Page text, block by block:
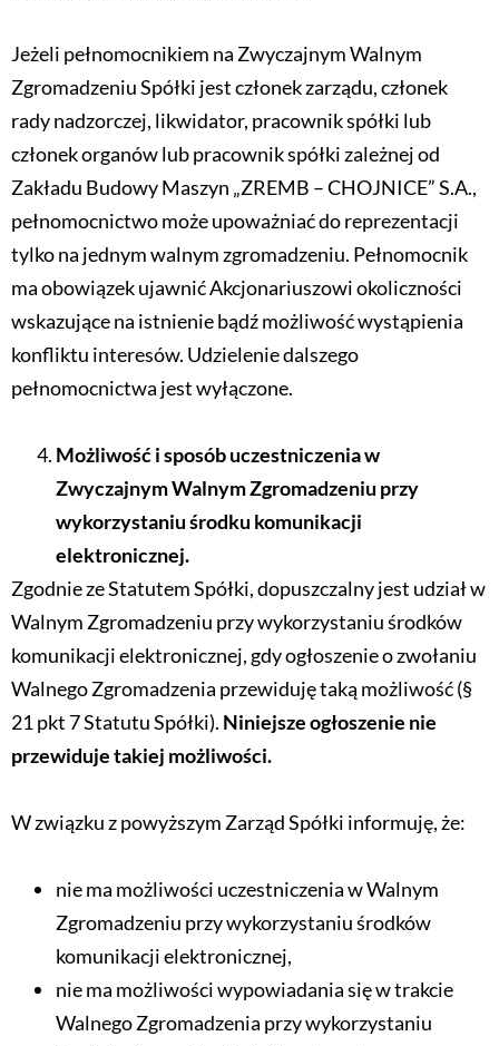
Jeżeli pełnomocnikiem na Zwyczajnym Walnym
Zgromadzeniu Spółki jest członek zarządu, członek
rady nadzorczej, likwidator, pracownik spółki lub
członek organów lub pracownik spółki zależnej od
Zakładu Budowy Maszyn „ZREMB – CHOJNICE” S.A.,
pełnomocnictwo może upoważniać do reprezentacji
tylko na jednym walnym zgromadzeniu. Pełnomocnik
ma obowiązek ujawnić Akcjonariuszowi okoliczności
wskazujące na istnienie bądź możliwość wystąpienia
konfliktu interesów. Udzielenie dalszego
pełnomocnictwa jest wyłączone.
Możliwość i sposób uczestniczenia w
Zwyczajnym Walnym Zgromadzeniu przy
wykorzystaniu środku komunikacji
elektronicznej.
Zgodnie ze Statutem Spółki, dopuszczalny jest udział w
Walnym Zgromadzeniu przy wykorzystaniu środków
komunikacji elektronicznej, gdy ogłoszenie o zwołaniu
Walnego Zgromadzenia przewiduję taką możliwość (§
21 pkt 7 Statutu Spółki). Niniejsze ogłoszenie nie
przewiduje takiej możliwości.
W związku z powyższym Zarząd Spółki informuję, że:
nie ma możliwości uczestniczenia w Walnym
Zgromadzeniu przy wykorzystaniu środków
komunikacji elektronicznej,
nie ma możliwości wypowiadania się w trakcie
Walnego Zgromadzenia przy wykorzystaniu